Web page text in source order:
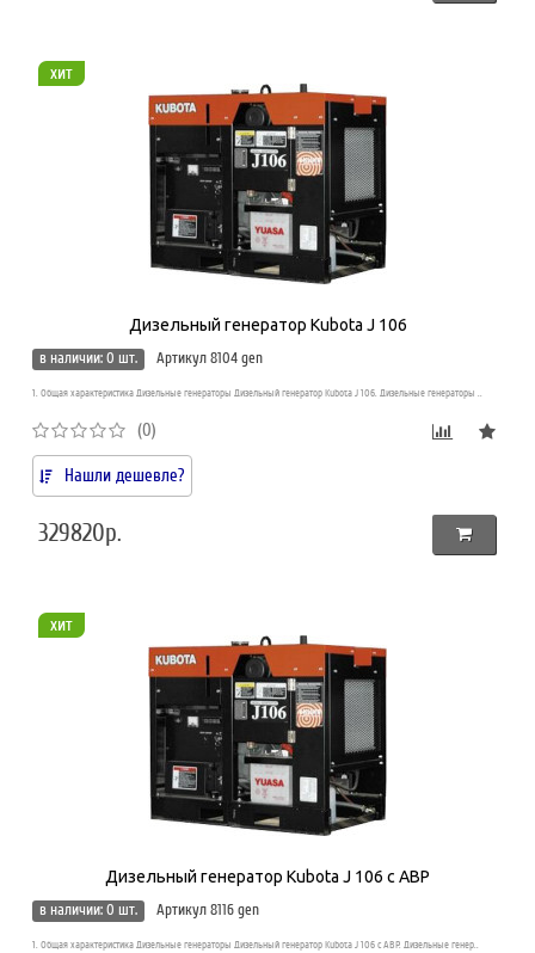
хит
Дизельный генератор Kubota J 106
в наличии: 0 шт.
Артикул 8104 gen
1. Общая характеристика Дизельные генераторы Дизельный генератор Kubota J 106. Дизельные генераторы ..
(0)
Нашли дешевле?
329820р.
хит
Дизельный генератор Kubota J 106 с АВР
в наличии: 0 шт.
Артикул 8116 gen
1. Общая характеристика Дизельные генераторы Дизельный генератор Kubota J 106 с АВР. Дизельные генер..